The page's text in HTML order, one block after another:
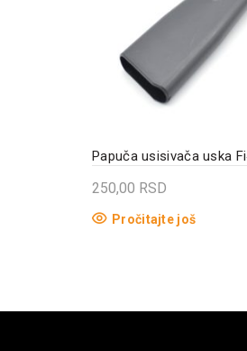
Papuča usisivača uska
250,00 RSD
Pročitajte još